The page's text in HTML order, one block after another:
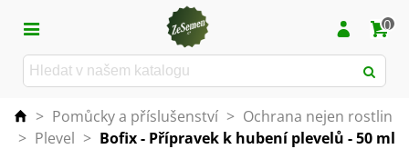
0
> Pomůcky a příslušenství > Ochrana nejen rostlin
> Plevel > Bofix - Přípravek k hubení plevelů - 50 ml